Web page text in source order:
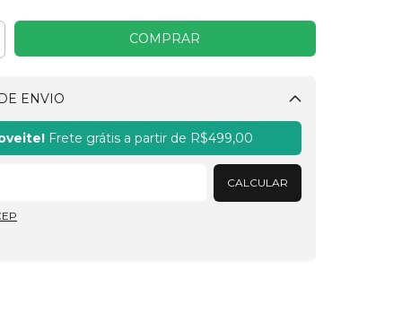
ENVIO
Frete grátis a partir de R$499,00
CALCULAR